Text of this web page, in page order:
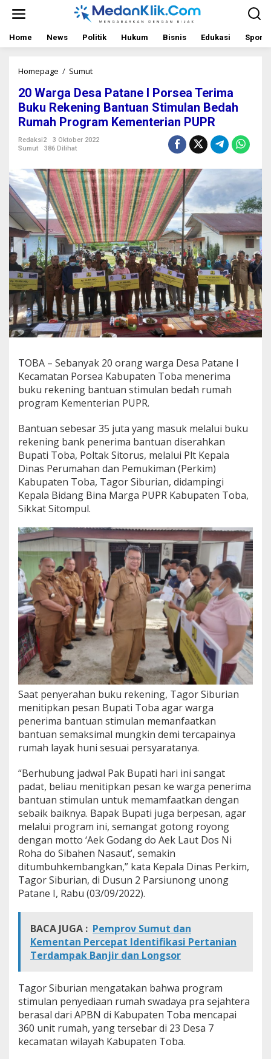
t
Home News Politik Hukum Bisnis Edukasi Sport
Homepage / Sumut
W
a
r
g
a
s
a
P
a
t
a
n
e
I
P
o
r
e
a
T
i
m
a
B
k
u
R
e
k
e
n
g
B
a
n
t
u
a
n
S
t
i
m
u
l
a
n
B
d
a
h
u
a
h
P
r
o
g
r
a
m
K
e
n
t
e
a
n
P
U
P
R
20 Warga Desa Patane I Porsea Terima
Buku Rekening Bantuan Stimulan Bedah
Rumah Program Kementerian PUPR
Redaksi2
3 Oktober 2022
Sumut
386 Dilihat
TOBA – Sebanyak 20 orang warga Desa Patane I
Kecamatan Porsea Kabupaten Toba menerima
buku rekening bantuan stimulan bedah rumah
program Kementerian PUPR.
Bantuan sebesar 35 juta yang masuk melalui buku
rekening bank penerima bantuan diserahkan
Bupati Toba, Poltak Sitorus, melalui Plt Kepala
Dinas Perumahan dan Pemukiman (Perkim)
Kabupaten Toba, Tagor Siburian, didampingi
Kepala Bidang Bina Marga PUPR Kabupaten Toba,
Sikkat Sitompul.
Saat penyerahan buku rekening, Tagor Siburian
menitipkan pesan Bupati Toba agar warga
penerima bantuan stimulan memanfaatkan
bantuan semaksimal mungkin demi tercapainya
rumah layak huni sesuai persyaratanya.
“Berhubung jadwal Pak Bupati hari ini sangat
padat, beliau menitipkan pesan ke warga penerima
bantuan stimulan untuk memamfaatkan dengan
sebaik baiknya. Bapak Bupati juga berpesan, agar
melalui program ini, semangat gotong royong
dengan motto ‘Aek Godang do Aek Laut Dos Ni
Roha do Sibahen Nasaut’, semakin
ditumbuhkembangkan,” kata Kepala Dinas Perkim,
Tagor Siburian, di Dusun 2 Parsiunong unong
Patane I, Rabu (03/09/2022).
BACA JUGA : Pemprov Sumut dan
Kementan Percepat Identifikasi Pertanian
Terdampak Banjir dan Longsor
Tagor Siburian mengatakan bahwa program
stimulan penyediaan rumah swadaya pra sejahtera
berasal dari APBN di Kabupaten Toba mencapai
360 unit rumah, yang tersebar di 23 Desa 7
kecamatan wilayah Kabupaten Toba.